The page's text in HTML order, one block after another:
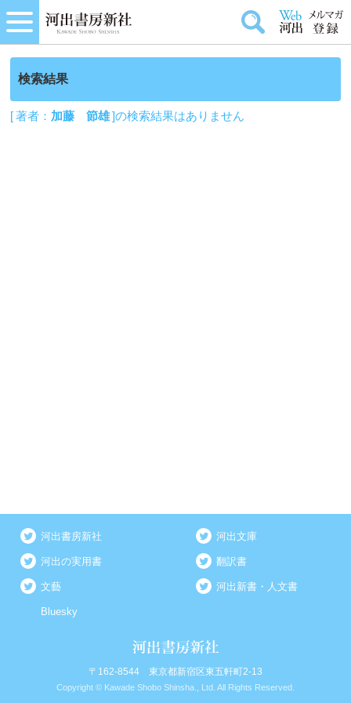
検索結果
[ 著者： 加藤 節雄]の検索結果はありません
河出書房新社 河出文庫
河出の実用書 翻訳書
文藝 河出新書・人文書
Bluesky
〒162-8544 東京都新宿区東五軒町2-13
Copyright © Kawade Shobo Shinsha., Ltd. All Rights Reserved.